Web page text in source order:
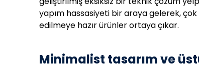
yapım hassasiyeti bir araya gelerek,
edilmeye hazır ürünler ortaya çıkar.
Minimalist tasarım ve